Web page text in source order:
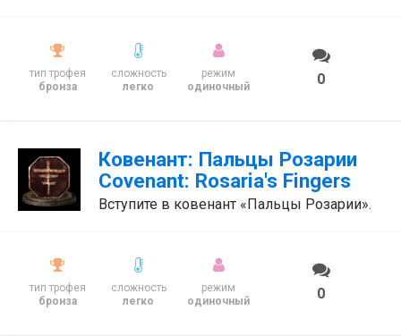
тип трофея
бронза
сложность
легко
режим
одиночный
0
Ковенант: Пальцы Розарии
Covenant: Rosaria's Fingers
Вступите в ковенант «Пальцы Розарии».
тип трофея
бронза
сложность
легко
режим
одиночный
0